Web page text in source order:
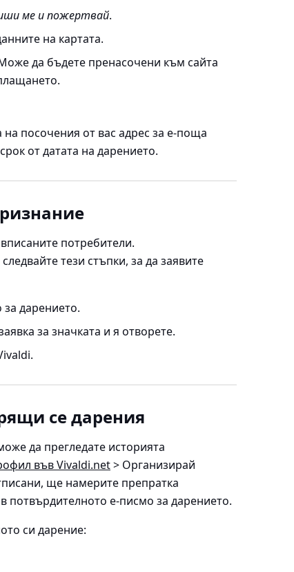
ме и пожертвай.
на картата.
да бъдете пренасочени към сайта
посочения от вас адрес за е-поща
от датата на дарението.
потребители.
тези стъпки, за да заявите
дарението.
за значката и я отворете.
се дарения
да прегледате историята
във Vivaldi.net> Организирай
ще намерите препратка
потвърдителното е-писмо за дарението.
си дарение: